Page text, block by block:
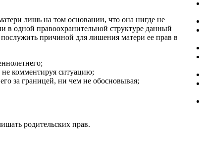
лишь на том основании, что она нигде не
в одной правоохранительной структуре данный
причиной для лишения матери ее прав в
не комментируя ситуацию;
за границей, ни чем не обосновывая;
родительских прав.